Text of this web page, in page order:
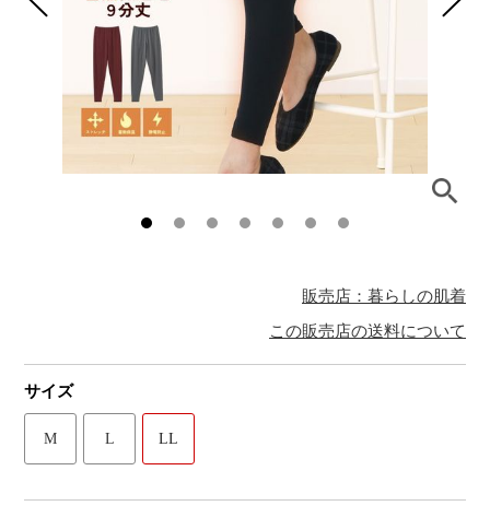
販売店：暮らしの肌着
この販売店の送料について
サイズ
M L LL